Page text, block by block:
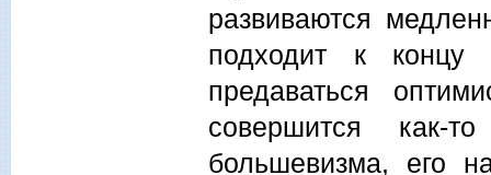
развиваются
подходит к
предаваться
совершится как-
большевизма, его